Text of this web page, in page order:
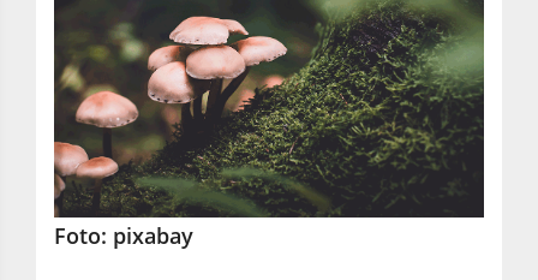
Foto: pixabay